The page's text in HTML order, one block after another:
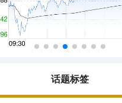
话题标签